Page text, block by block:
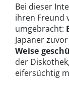
Bei dieser
ihren Freund
umgebracht:
Japaner
Weise
der
eifersüchtig